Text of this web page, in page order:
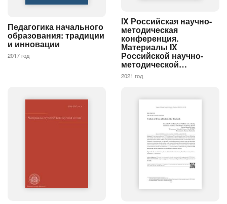
Педагогика начального
образования: традиции
и инновации
2017 год
IX Российская научно-
методическая
конференция.
Материалы IX
Российской научно-
методической…
2021 год